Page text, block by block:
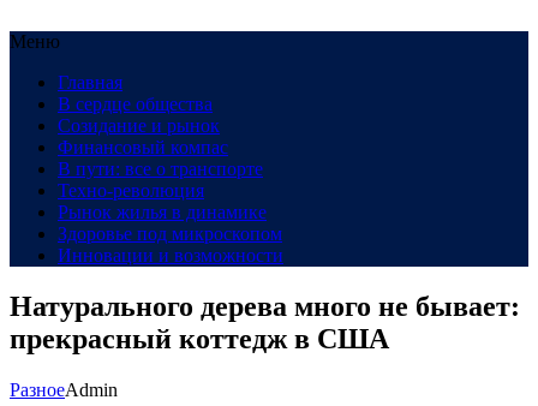
Меню
Главная
В сердце общества
Созидание и рынок
Финансовый компас
В пути: все о транспорте
Техно-революция
Рынок жилья в динамике
Здоровье под микроскопом
Инновации и возможности
Натурального дерева много не бывает:
прекрасный коттедж в США
РазноеAdmin